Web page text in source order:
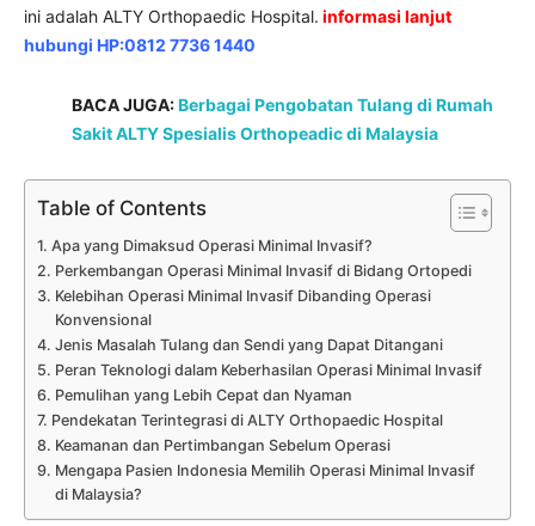
ini adalah ALTY Orthopaedic Hospital. informasi lanjut
hubungi HP:0812 7736 1440
BACA JUGA:Berbagai Pengobatan Tulang di Rumah
Sakit ALTY Spesialis Orthopeadic di Malaysia
Table of Contents
Apa yang Dimaksud Operasi Minimal Invasif?
Perkembangan Operasi Minimal Invasif di Bidang Ortopedi
Kelebihan Operasi Minimal Invasif Dibanding Operasi
Konvensional
Jenis Masalah Tulang dan Sendi yang Dapat Ditangani
Peran Teknologi dalam Keberhasilan Operasi Minimal Invasif
Pemulihan yang Lebih Cepat dan Nyaman
Pendekatan Terintegrasi di ALTY Orthopaedic Hospital
Keamanan dan Pertimbangan Sebelum Operasi
Mengapa Pasien Indonesia Memilih Operasi Minimal Invasif
di Malaysia?